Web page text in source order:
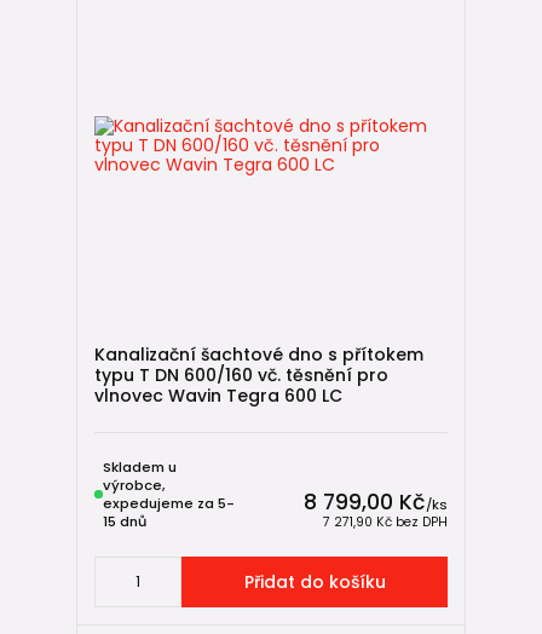
Kanalizační šachtové dno s přítokem
typu T DN 600/160 vč. těsnění pro
vlnovec Wavin Tegra 600 LC
8 799,00 Kč/ks
7 271,90 Kč bez DPH
Skladem u
výrobce,
expedujeme za 5-
15 dnů
Přidat do košíku